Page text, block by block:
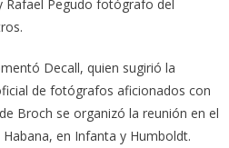
Rafael Pegudo fotógrafo del
Decall, quien sugirió la
de fotógrafos aficionados con
Broch se organizó la reunión en el
en Infanta y Humboldt.